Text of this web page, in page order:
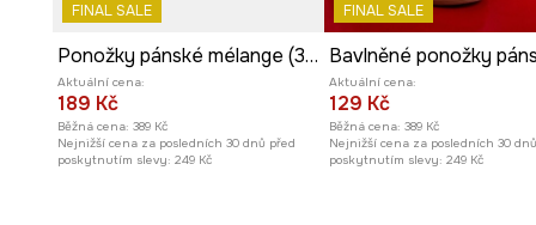
FINAL SALE
Ponožky pánské mélange (3-pack)
Aktuální cena:
189 Kč
Běžná cena: 389 Kč
Nejnižší cena za posledních 30 dnů před
poskytnutím slevy: 249 Kč
FINAL SALE
Aktuální cena:
129 Kč
Běžná cena: 389 Kč
Nejnižší cena za posledních 30
poskytnutím slevy: 249 Kč